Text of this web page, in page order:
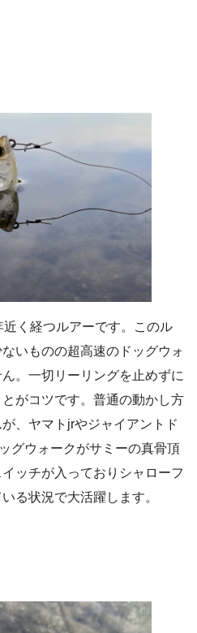
く経つルアーです。このル
いものの超高速のドッグウォ
。一切リーリングを止めずに
がコツです。普通の動かし方
、ヤマトjrやジャイアントド
グウォークがサミーの真骨頂
ッチが入っておりシャローフ
る状況で大活躍します。